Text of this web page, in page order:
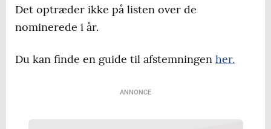
Det optræder ikke på listen over de
nominerede i år.
Du kan finde en guide til afstemningen her.
ANNONCE